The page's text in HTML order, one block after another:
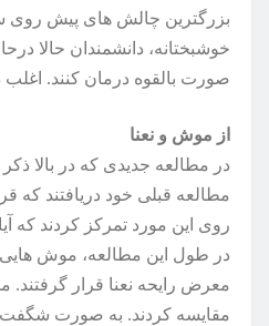
بزرگترین چالش های پیش
خوشبختانه، دانشمندان حالا
صورت بالقوه درمان کنند.
از موش و نعنا
در مطالعه جدیدی که در بالا
مطالعه قبلی خود دریافتند
روی این مورد تمرکز کردند که
معرض رایحه نعنا قرار گرفتند.
مقایسه کردند. به صورت شگفت